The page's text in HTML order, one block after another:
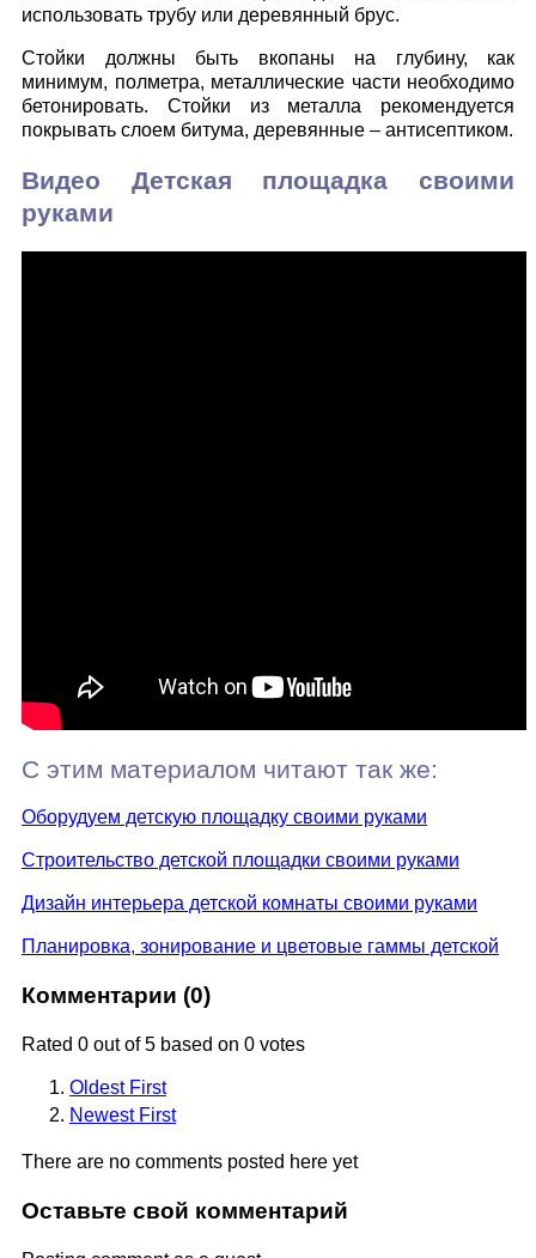
использовать трубу или деревянный брус.
Стойки должны быть вкопаны на глубину, как
минимум, полметра, металлические части необходимо
бетонировать. Стойки из металла рекомендуется
покрывать слоем битума, деревянные – антисептиком.
Видео Детская площадка своими
руками
С этим материалом читают так же:
Оборудуем детскую площадку своими руками
Строительство детской площадки своими руками
Дизайн интерьера детской комнаты своими руками
Планировка, зонирование и цветовые гаммы детской
Комментарии (0)
Rated 0 out of 5 based on 0 votes
Oldest First
Newest First
There are no comments posted here yet
Оставьте свой комментарий